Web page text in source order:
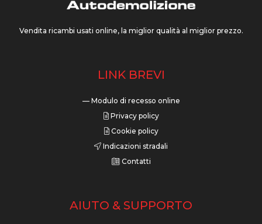
Vendita ricambi usati online, la miglior qualità al miglior prezzo.
LINK BREVI
— Modulo di recesso online
Privacy policy
Cookie policy
Indicazioni stradali
Contatti
AIUTO & SUPPORTO